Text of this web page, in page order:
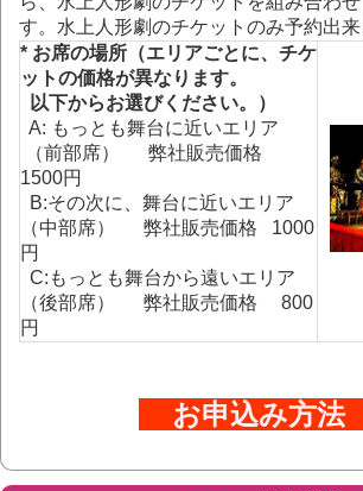
す。水上人形劇のチケットのみ予約出来
* お席の場所（エリアごとに、チケ
ットの価格が異なります。
以下からお選びください。）
A: もっとも舞台に近いエリア
（前部席） 弊社販売価格
1500円
B:その次に、舞台に近いエリア
（中部席） 弊社販売価格 1000
円
C: もっとも舞台から遠いエリア
（後部席） 弊社販売価格 800
円
お申込み方法